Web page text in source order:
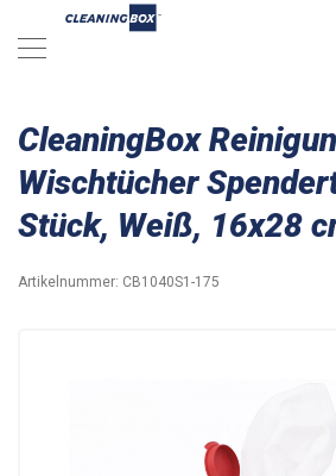
CleaningBox
Wischtücher
Stück, Weiß, 16x28
Artikelnummer: CB1040S1-175